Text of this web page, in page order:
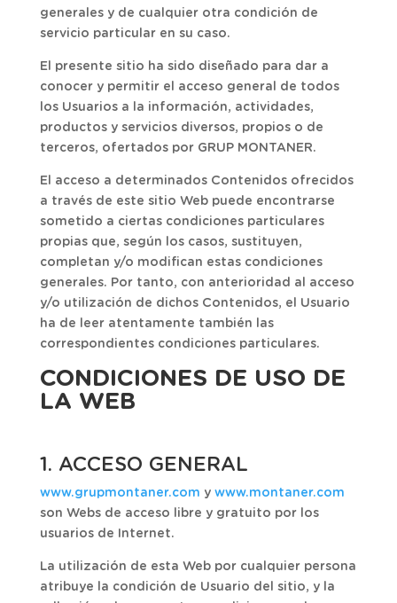
generales y de cualquier otra condición de
servicio particular en su caso.
El presente sitio ha sido diseñado para dar a
conocer y permitir el acceso general de todos
los Usuarios a la información, actividades,
productos y servicios diversos, propios o de
terceros, ofertados por GRUP MONTANER.
El acceso a determinados Contenidos ofrecidos
a través de este sitio Web puede encontrarse
sometido a ciertas condiciones particulares
propias que, según los casos, sustituyen,
completan y/o modifican estas condiciones
generales. Por tanto, con anterioridad al acceso
y/o utilización de dichos Contenidos, el Usuario
ha de leer atentamente también las
correspondientes condiciones particulares.
CONDICIONES DE USO DE
LA WEB
1. ACCESO GENERAL
www.grupmontaner.com y www.montaner.com
son Webs de acceso libre y gratuito por los
usuarios de Internet.
La utilización de esta Web por cualquier persona
atribuye la condición de Usuario del sitio, y la